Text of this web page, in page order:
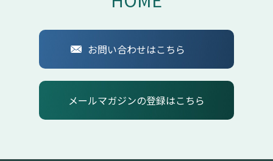
お問い合わせはこちら
メールマガジンの登録はこちら